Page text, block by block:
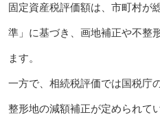
固定資産税評価額は、市町村が
準」に基づき、画地補正や不整
ます。
一方で、相続税評価では国税庁
整形地の減額補正が定められて